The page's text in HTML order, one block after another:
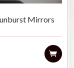
Mirrors